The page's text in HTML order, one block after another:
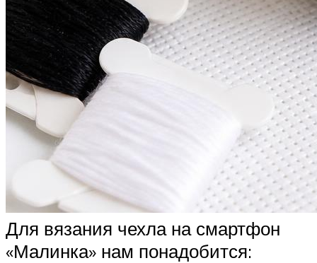
Для вязания чехла на смартфон
«Малинка» нам понадобится: